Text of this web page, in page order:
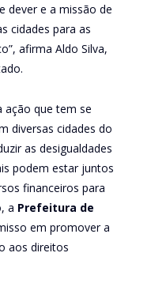
dever e a missão de
cidades para as
afirma Aldo Silva,
ação que tem se
diversas cidades do
as desigualdades
podem estar juntos
financeiros para
a Prefeitura de
em promover a
aos direitos